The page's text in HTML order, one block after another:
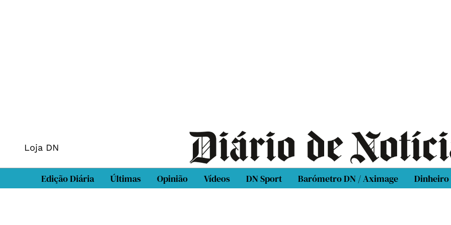
Loja DN
Edição Diária Últimas Opinião Vídeos DN Sport Barómetro DN / Aximage Dinheiro